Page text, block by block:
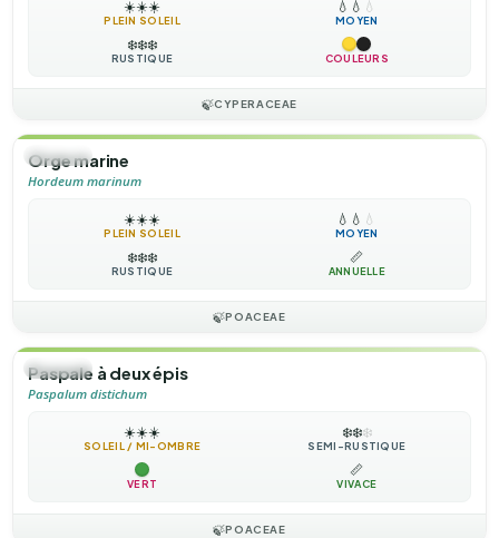
☀️☀️☀️
PLEIN SOLEIL
💧 💧 💧
MOYEN
❄️❄️❄️
RUSTIQUE COULEURS
🍃CYPERACEAE
🌿HERBE
Orge marine
Hordeum marinum
☀️☀️☀️
PLEIN SOLEIL
💧 💧 💧
MOYEN
❄️❄️❄️
RUSTIQUE
📏
ANNUELLE
🍃POACEAE
🌿HERBE
Paspale à deux épis
Paspalum distichum
☀️☀️☀️
SOLEIL / MI-OMBRE
❄️❄️❄️
SEMI-RUSTIQUE
VERT
📏
VIVACE
🍃POACEAE